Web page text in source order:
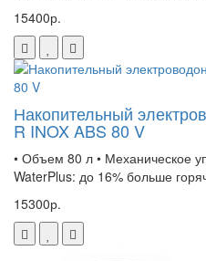
15400р.
Накопительный
R INOX ABS 80 V
• Объем 80 л • Механическое
WaterPlus: до 16% больше
15300р.